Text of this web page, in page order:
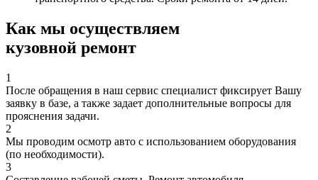
Как мы осуществляем
кузовной ремонт
1
После обращения в наш сервис специалист фиксирует Вашу
заявку в базе, а также задает дополнительные вопросы для
прояснения задачи.
2
Мы проводим осмотр авто с использованием оборудования
(по необходимости).
3